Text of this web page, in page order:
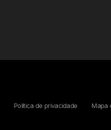
Política de privacidade Mapa